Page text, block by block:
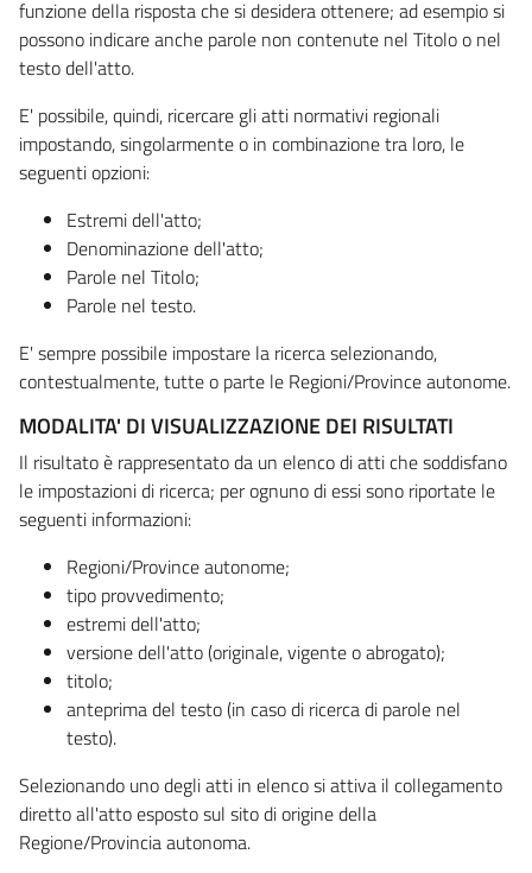
funzione della risposta che si desidera ottenere; ad esempio si
possono indicare anche parole non contenute nel Titolo o nel
testo dell'atto.
E' possibile, quindi, ricercare gli atti normativi regionali
impostando, singolarmente o in combinazione tra loro, le
seguenti opzioni:
Estremi dell'atto;
Denominazione dell'atto;
Parole nel Titolo;
Parole nel testo.
E' sempre possibile impostare la ricerca selezionando,
contestualmente, tutte o parte le Regioni/Province autonome.
MODALITA' DI VISUALIZZAZIONE DEI RISULTATI
Il risultato è rappresentato da un elenco di atti che soddisfano
le impostazioni di ricerca; per ognuno di essi sono riportate le
seguenti informazioni:
Regioni/Province autonome;
tipo provvedimento;
estremi dell'atto;
versione dell'atto (originale, vigente o abrogato);
titolo;
anteprima del testo (in caso di ricerca di parole nel
testo).
Selezionando uno degli atti in elenco si attiva il collegamento
diretto all'atto esposto sul sito di origine della
Regione/Provincia autonoma.